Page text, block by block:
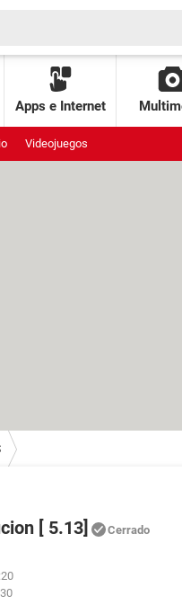
Apps e Internet
Videojuegos
[ 5.13] Cerrado